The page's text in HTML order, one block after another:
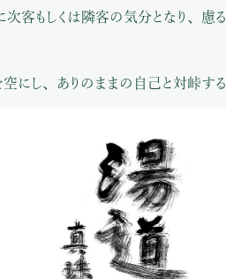
客もしくは隣客の気分となり、慮る
にし、ありのままの自己と対峠する